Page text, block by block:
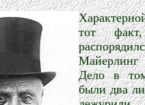
тот
Дело в
были два